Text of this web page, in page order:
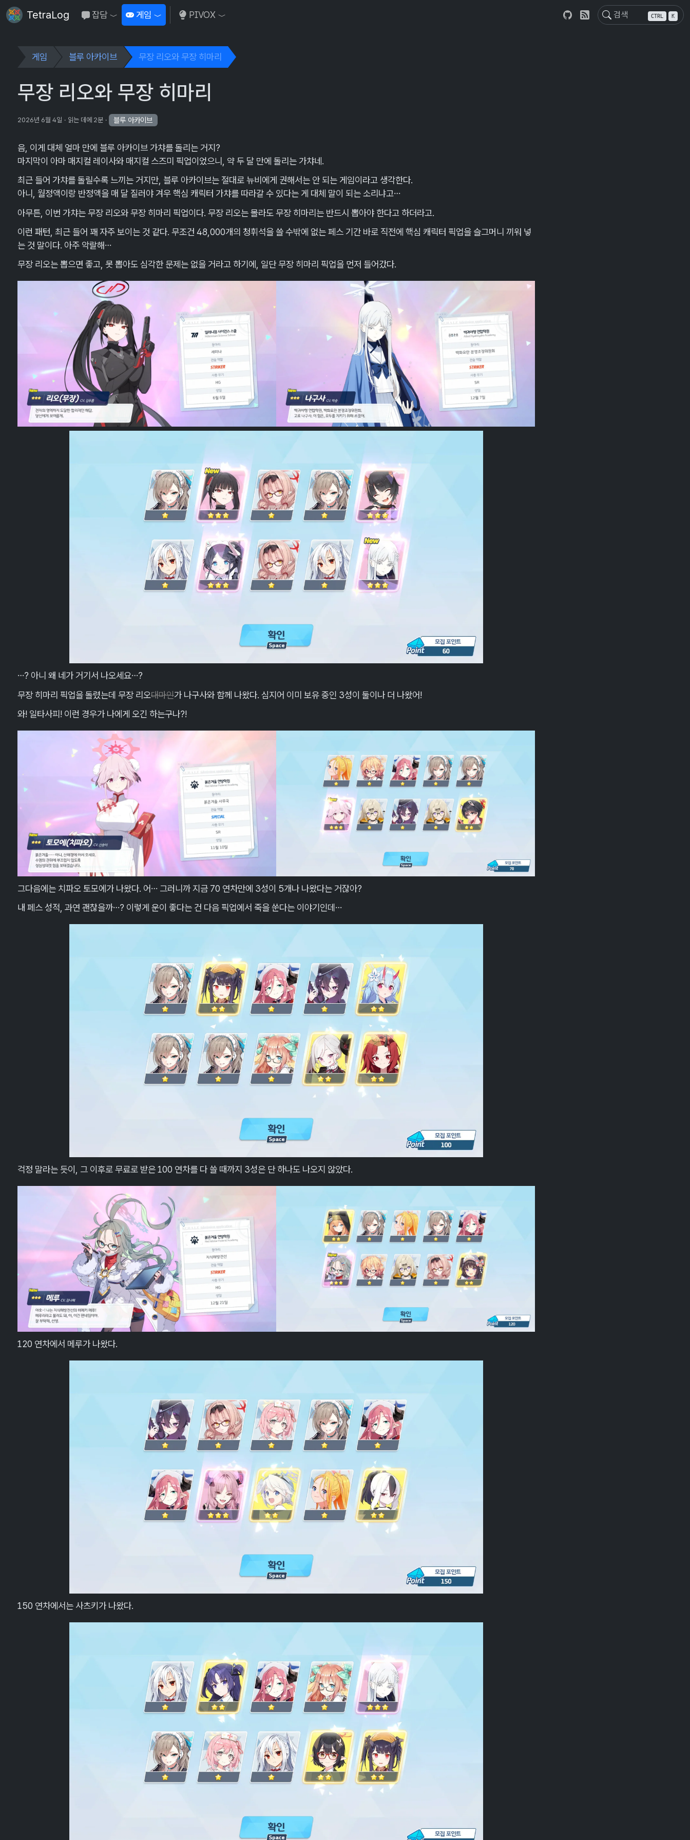
TetraLog CTRL K
잡담 Toggle Dropdown
게임 Toggle Dropdown
PIVOX Toggle Dropdown
게임 블루 아카이브 무장 리오와 무장 히마리
무장 리오와 무장 히마리
2026년 6월 4일 읽는 데에 2분 블루 아카이브
음, 이게 대체 얼마 만에 블루 아카이브 가챠를 돌리는 거지?
마지막이 아마 매지컬 레이사와 매지컬 스즈미 픽업이었으니, 약 두 달 만에 돌리는 가챠네.
최근 들어 가챠를 돌릴수록 느끼는 거지만, 블루 아카이브는 절대로 뉴비에게 권해서는 안 되는 게임이라고 생각한다.
아니, 월정액이랑 반정액을 매 달 질러야 겨우 핵심 캐릭터 가챠를 따라갈 수 있다는 게 대체 말이 되는 소리냐고…
아무튼, 이번 가챠는 무장 리오와 무장 히마리 픽업이다. 무장 리오는 몰라도 무장 히마리는 반드시 뽑아야 한다고 하더라고.
이런 패턴, 최근 들어 꽤 자주 보이는 것 같다. 무조건 48,000개의 청휘석을 쓸 수밖에 없는 페스 기간 바로 직전에 핵심 캐릭터 픽업을 슬그머니 끼워 넣
는 것 말이다. 아주 악랄해…
무장 리오는 뽑으면 좋고, 못 뽑아도 심각한 문제는 없을 거라고 하기에, 일단 무장 히마리 픽업을 먼저 들어갔다.
…? 아니 왜 네가 거기서 나오세요…?
무장 히마리 픽업을 돌렸는데 무장 리오대마인가 나구사와 함께 나왔다. 심지어 이미 보유 중인 3성이 둘이나 더 나왔어!
와! 일타사피! 이런 경우가 나에게 오긴 하는구나?!
그다음에는 치파오 토모에가 나왔다. 어… 그러니까 지금 70 연차만에 3성이 5개나 나왔다는 거잖아?
내 페스 성적, 과연 괜찮을까…? 이렇게 운이 좋다는 건 다음 픽업에서 죽을 쑨다는 이야기인데…
걱정 말라는 듯이, 그 이후로 무료로 받은 100 연차를 다 쓸 때까지 3성은 단 하나도 나오지 않았다.
120 연차에서 메루가 나왔다.
150 연차에서는 사츠키가 나왔다.